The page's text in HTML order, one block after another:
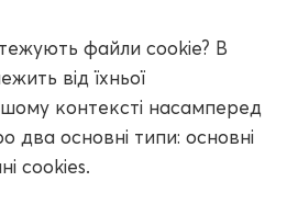
файли cookie? В
від їхньої
контексті насамперед
два основні типи: основні
cookies.